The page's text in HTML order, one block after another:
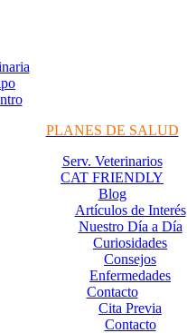
PLANES DE SALUD
Serv. Veterinarios
CAT FRIENDLY
Blog
Artículos de Interés
Nuestro Día a Día
Curiosidades
Consejos
Enfermedades
Contacto
Cita Previa
Contacto